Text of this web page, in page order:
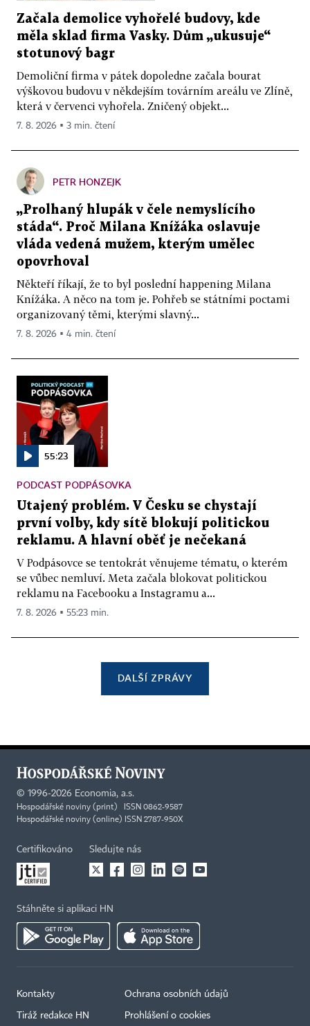
Začala demolice vyhořelé budovy, kde
měla sklad firma Vasky. Dům „ukusuje“
stotunový bagr
Demoliční firma v pátek dopoledne začala bourat
výškovou budovu v někdejším továrním areálu ve Zlíně,
která v červenci vyhořela. Zničený objekt...
7. 8. 2026 ▪ 3 min. čtení
PETR HONZEJK
„Prolhaný hlupák v čele nemyslícího
stáda“. Proč Milana Knížáka oslavuje
vláda vedená mužem, kterým umělec
opovrhoval
Někteří říkají, že to byl poslední happening Milana
Knížáka. A něco na tom je. Pohřeb se státními poctami
organizovaný těmi, kterými slavný...
7. 8. 2026 ▪ 4 min. čtení
55:23
PODCAST PODPÁSOVKA
Utajený problém. V Česku se chystají
první volby, kdy sítě blokují politickou
reklamu. A hlavní oběť je nečekaná
V Podpásovce se tentokrát věnujeme tématu, o kterém
se vůbec nemluví. Meta začala blokovat politickou
reklamu na Facebooku a Instagramu a...
7. 8. 2026 ▪ 55:23 min.
DALŠÍ ZPRÁVY
© 1996-2026 Economia, a.s.
Hospodářské noviny (print) ISSN 0862-9587
Hospodářské noviny (online) ISSN 2787-950X
Certifikováno Sledujte nás
Stáhněte si aplikaci HN
Kontakty
Tiráž redakce HN
Ochrana osobních údajů
Prohlášení o cookies